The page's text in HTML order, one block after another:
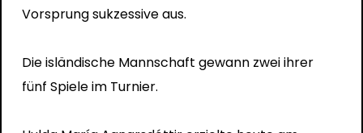
Vorsprung sukzessive aus.
Die isländische Mannschaft gewann zwei ihrer
fünf Spiele im Turnier.